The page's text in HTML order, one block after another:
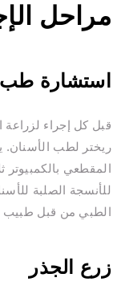
مراحل
استشارة طب
قبل كل إجراء لزراعة
ريختر لطب الأسنان.
المقطعي بالكمبيوتر
للأنسجة الصلبة
الطبي من قبل طبيب
زرع الجذر